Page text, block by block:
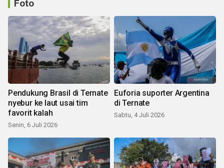
Foto
Pendukung Brasil di Ternate
nyebur ke laut usai tim
favorit kalah
Senin, 6 Juli 2026
Euforia suporter Argentina
di Ternate
Sabtu, 4 Juli 2026